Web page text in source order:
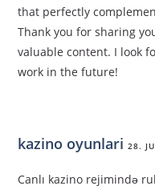
that perfectly
Thank you for sharing
valuable content. I look
work in the future!
kazino oyunlari 28.
Canlı kazino rejimində